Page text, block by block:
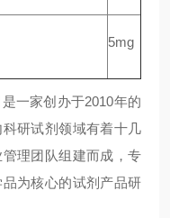
5mg
一家创办于2010年的
研试剂领域有着十几
理团队组建而成，专
为核心的试剂产品研